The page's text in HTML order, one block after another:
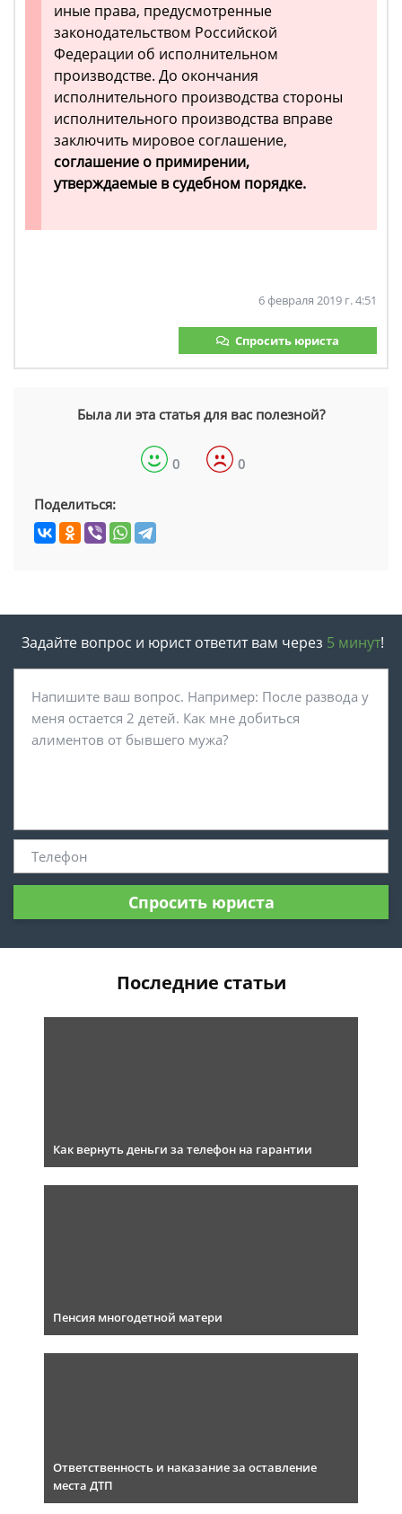
иные права, предусмотренные
законодательством Российской
Федерации об исполнительном
производстве. До окончания
исполнительного производства стороны
исполнительного производства вправе
заключить мировое соглашение,
соглашение о примирении,
утверждаемые в судебном порядке.
6 февраля 2019 г. 4:51
Спросить юриста
Была ли эта статья для вас полезной?
0 0
Поделиться:
Задайте вопрос и юрист ответит вам через 5 минут!
Спросить юриста
Последние статьи
Как вернуть деньги за телефон на гарантии
Пенсия многодетной матери
Ответственность и наказание за оставление
места ДТП